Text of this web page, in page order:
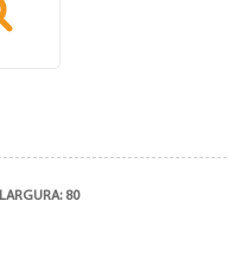
LARGURA: 80